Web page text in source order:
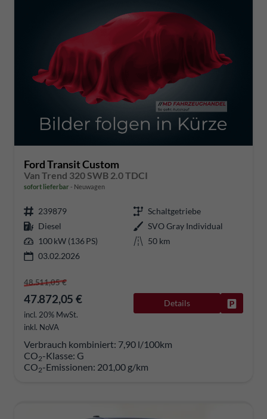
Ford Transit Custom
Van Trend 320 SWB 2.0 TDCI
sofort lieferbar Neuwagen
239879
Schaltgetriebe
Diesel
SVO Gray Individual
100 kW (136 PS)
50 km
03.02.2026
48.511,05 €
47.872,05 €
incl. 20% MwSt.
inkl. NoVA
Details
Verbrauch kombiniert: 7,90 l/100km
CO2-Klasse: G
CO2-Emissionen: 201,00 g/km